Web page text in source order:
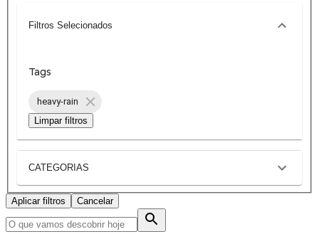
Filtros Selecionados
Tags
heavy-rain
Limpar filtros
CATEGORIAS
Aplicar filtros Cancelar